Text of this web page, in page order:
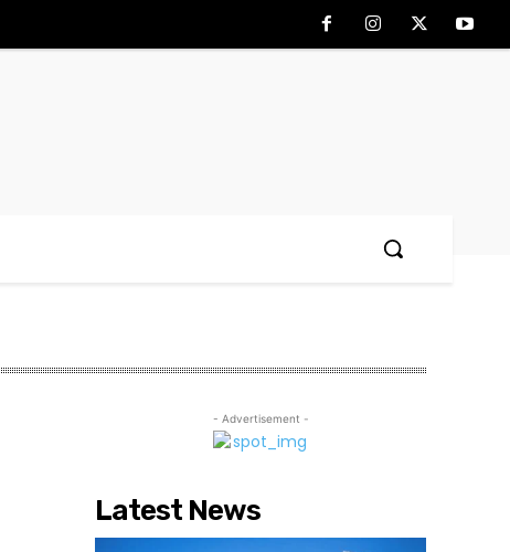
- Advertisement -
Latest News